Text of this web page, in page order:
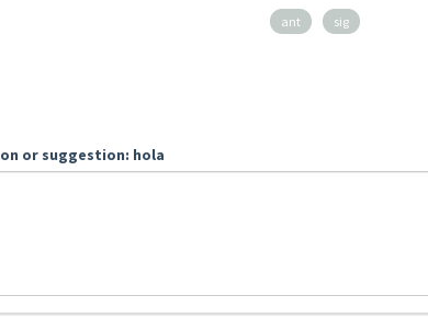
ant sig
or suggestion: hola